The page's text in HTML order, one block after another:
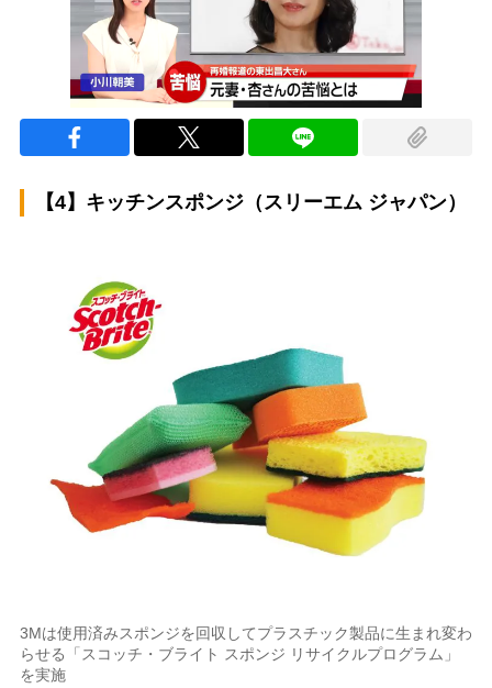
【4】キッチンスポンジ（スリーエム ジャパン）
3Mは使用済みスポンジを回収してプラスチック製品に生まれ変わ
らせる「スコッチ・ブライト スポンジ リサイクルプログラム」
を実施